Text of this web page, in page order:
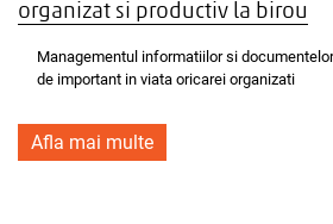
organizat si productiv la birou
Managementul informatiilor si
de important in viata oricarei organizati
Afla mai multe